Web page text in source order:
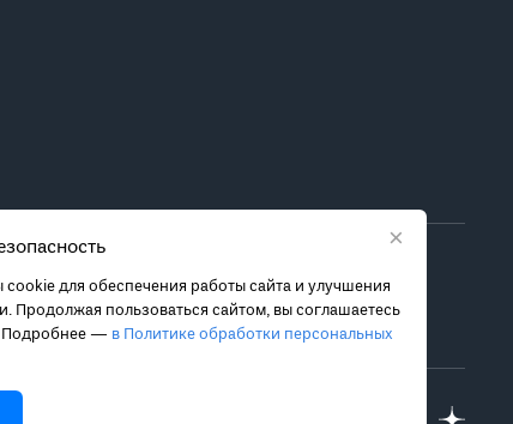
×
для обеспечения работы сайта и улучшения
Продолжая пользоваться сайтом, вы соглашаетесь
Подробнее — в Политике обработки персональных
лечения обратитесь за консультацией к
с ними рисках, чтобы принять обоснованное